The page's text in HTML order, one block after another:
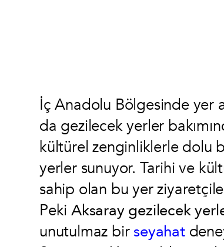
İç Anadolu Bölgesinde yer
da gezilecek yerler
kültürel zenginliklerle dolu
yerler sunuyor. Tarihi ve
sahip olan bu yer
Peki Aksaray gezilecek
unutulmaz birseyahat